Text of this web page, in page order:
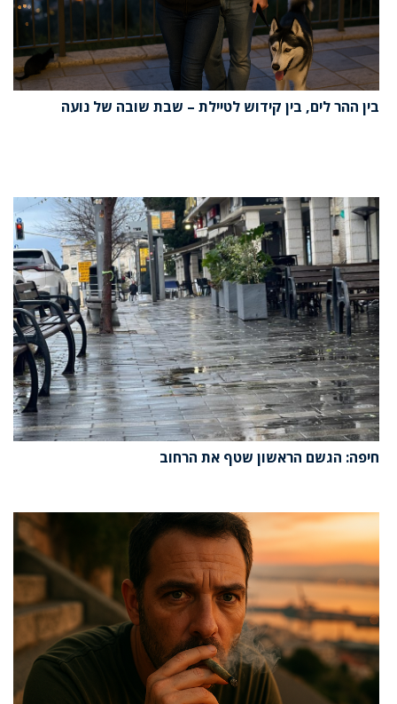
בין ההר לים, בין קידוש לטיילת – שבת שובה של נועה
חיפה: הגשם הראשון שטף את הרחוב